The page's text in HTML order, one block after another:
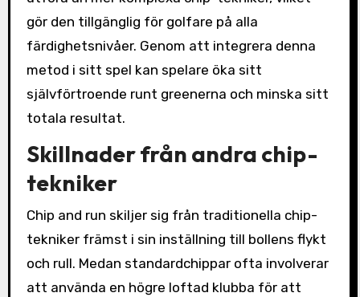
gör den tillgänglig för golfare på alla
färdighetsnivåer. Genom att integrera denna
metod i sitt spel kan spelare öka sitt
självförtroende runt greenerna och minska sitt
totala resultat.
Skillnader från andra chip-
tekniker
Chip and run skiljer sig från traditionella chip-
tekniker främst i sin inställning till bollens flykt
och rull. Medan standardchippar ofta involverar
att använda en högre loftad klubba för att